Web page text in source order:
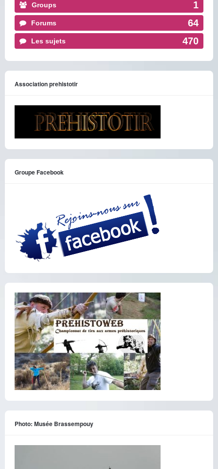
Groups 1
Forums 64
Les sujets 470
Association prehistotir
Groupe Facebook
Photo: Musée Brassempouy